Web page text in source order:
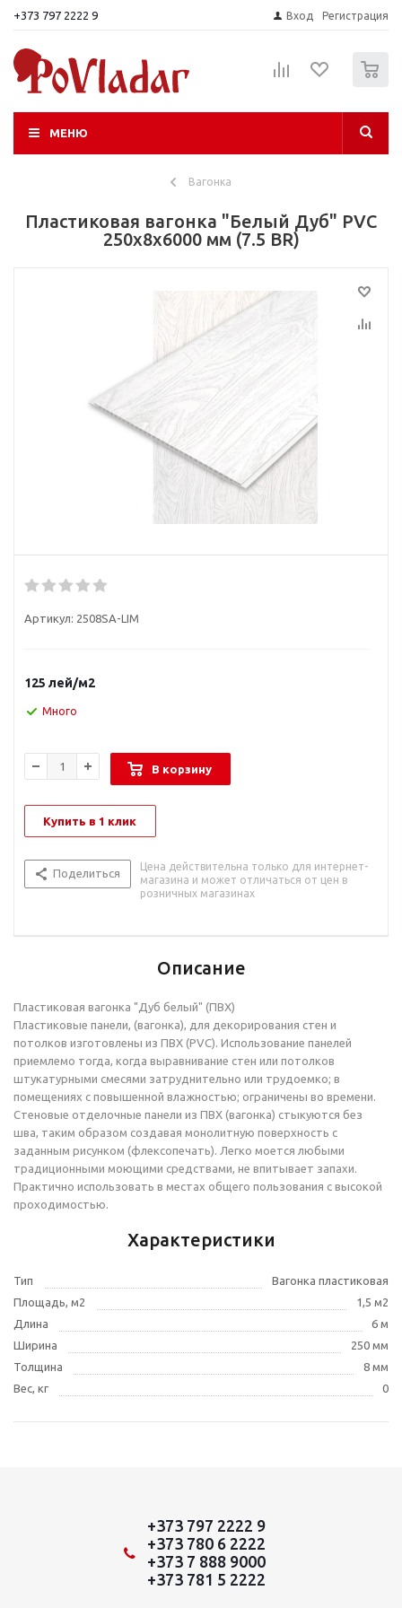
+373 797 2222 9 Вход Регистрация
МЕНЮ
Вагонка
Пластиковая вагонка "Белый Дуб" PVC
250x8x6000 мм (7.5 BR)
Артикул: 2508SA-LIM
125 лей/м2
Много
В корзину
Купить в 1 клик
Поделиться
Цена действительна только для интернет-
магазина и может отличаться от цен в
розничных магазинах
Описание
Пластиковая вагонка "Дуб белый" (ПВХ)
Пластиковые панели, (вагонка), для декорирования стен и
потолков изготовлены из ПВХ (PVC). Использование панелей
приемлемо тогда, когда выравнивание стен или потолков
штукатурными смесями затруднительно или трудоемко; в
помещениях с повышенной влажностью; ограничены во времени.
Стеновые отделочные панели из ПВХ (вагонка) стыкуются без
шва, таким образом создавая монолитную поверхность с
заданным рисунком (флексопечать). Легко моется любыми
традиционными моющими средствами, не впитывает запахи.
Практично использовать в местах общего пользования с высокой
проходимостью.
Характеристики
Тип
Вагонка пластиковая
Площадь, м2
1,5 м2
Длина
6 м
Ширина
250 мм
Толщина
8 мм
Вес, кг
0
+373 797 2222 9
+373 780 6 2222
+373 7 888 9000
+373 781 5 2222